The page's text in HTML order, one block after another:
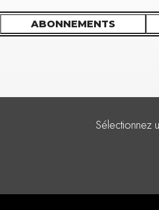
ABONNEMENTS
Sélectionnez